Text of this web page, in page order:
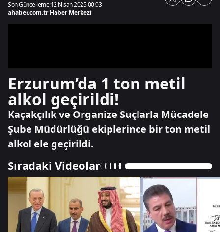
Son Güncelleme:12 Nisan 2025 00:03
ahaber.com.tr Haber Merkezi
Erzurum’da 1 ton metil
alkol geçirildi!
Kaçakçılık ve Organize Suçlarla Mücadele
Şube Müdürlüğü ekiplerince bir ton metil
alkol ele geçirildi.
Sıradaki Videolar